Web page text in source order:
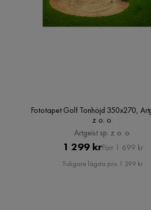
Fototapet Golf Tonhöjd 350x270,
z o. o.
Artgeist sp. z o. o.
Pris
1 299 krOriginal
Pris
Förr 1 699 kr
Tidigare lägsta pris 1 299 kr